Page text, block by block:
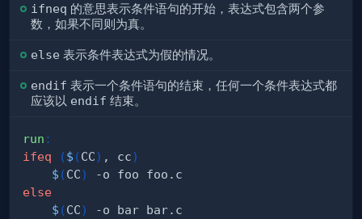
ifneq 的意思表示条件语句的开始，表达式包含两个参
数，如果不同则为真。
else 表示条件表达式为假的情况。
endif 表示一个条件语句的结束，任何一个条件表达式都
应该以 endif 结束。
run :
ifeq
($ (CC) , cc)
$ (CC)
else
$ (CC)